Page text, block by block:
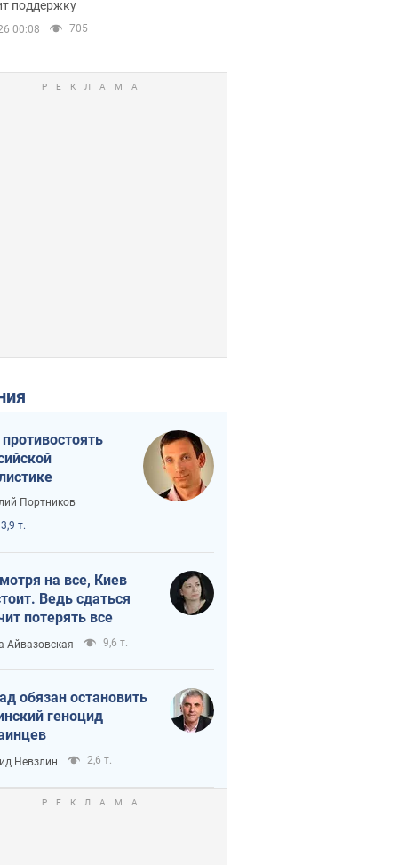
складским
поддержку
00:08 705
Портников
т.
на все, Киев
Ведь сдаться
потерять все
Айвазовская 9,6 т.
обязан остановить
геноцид
Невзлин 2,6 т.